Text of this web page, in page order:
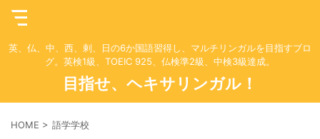
英、仏、中、西、剌、日の6か国語習得し、マルチリンガルを目指すブロ
グ。英検1級、TOEIC 925、仏検準2級、中検3級達成。
目指せ、ヘキサリンガル！
HOME > 語学学校